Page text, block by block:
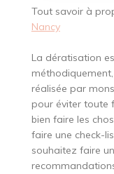
Tout savoir à
Nancy
La dératisation
réalisée par
pour éviter toute
bien faire les
faire une check-
souhaitez faire